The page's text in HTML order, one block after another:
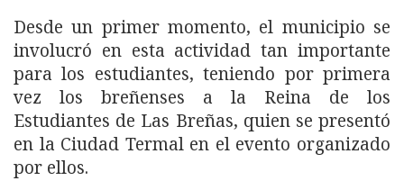
Desde un primer momento, el municipio se
involucró en esta actividad tan importante
para los estudiantes, teniendo por primera
vez los breñenses a la Reina de los
Estudiantes de Las Breñas, quien se presentó
en la Ciudad Termal en el evento organizado
por ellos.